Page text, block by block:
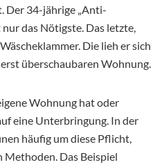
Der 34-jährige „Anti-
das Nötigste. Das letzte,
Die lieh er sich
überschaubaren Wohnung.
Wohnung hat oder
eine Unterbringung. In der
häufig um diese Pflicht,
Methoden. Das Beispiel